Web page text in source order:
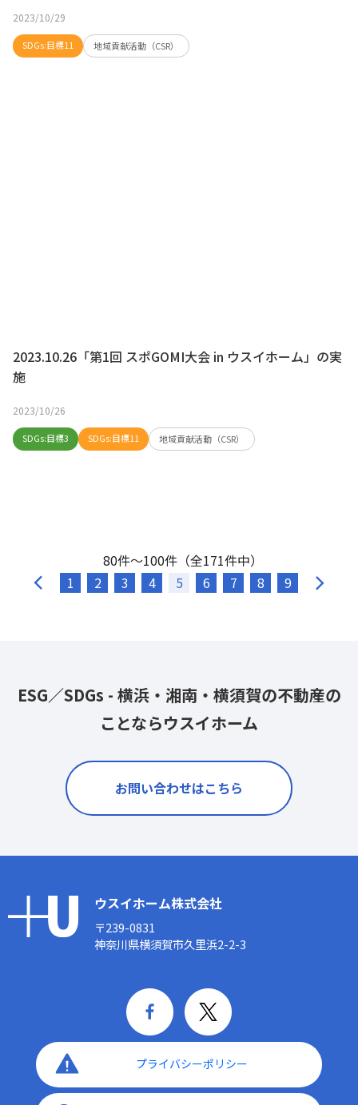
2023/10/29
SDGs:目標11 地域貢献活動（CSR）
2023.10.26「第1回 スポGOMI大会 in ウスイホーム」の実
施
2023/10/26
SDGs:目標3 SDGs:目標11 地域貢献活動（CSR）
80件～100件（全171件中）
1
2 3 4 5 6 7 8 9
ESG／SDGs - 横浜・湘南・横須賀の不動産の
ことならウスイホーム
お問い合わせはこちら
ウスイホーム株式会社
〒239-0831
神奈川県横須賀市久里浜2-2-3
プライバシーポリシー